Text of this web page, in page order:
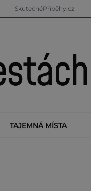
SkutečnéPříběhy.cz
TAJEMNÁ MÍSTA